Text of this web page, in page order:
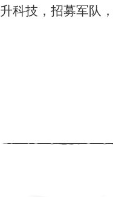
升科技，招募军队